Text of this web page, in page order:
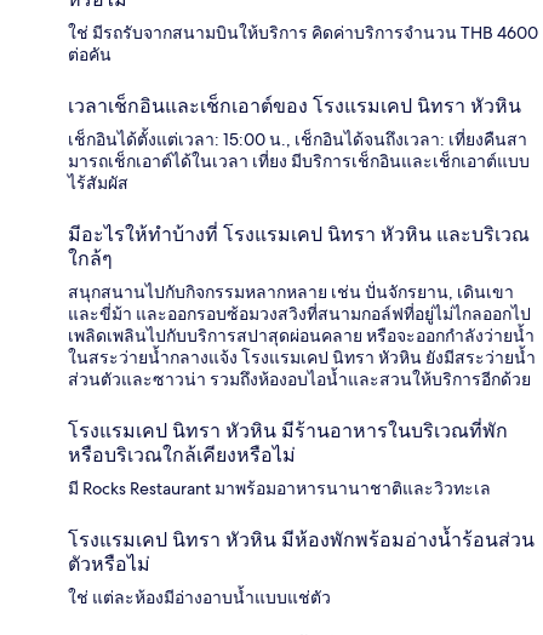
ใช่ มีรถรับจากสนามบินให้บริการ คิดค่าบริการจำนวน THB 4600
ต่อคัน
เวลาเช็กอินและเช็กเอาต์ของ โรงแรมเคป นิทรา หัวหิน
เช็กอินได้ตั้งแต่เวลา: 15:00 น., เช็กอินได้จนถึงเวลา: เที่ยงคืนสา
มารถเช็กเอาต์ได้ในเวลา เที่ยง มีบริการเช็กอินและเช็กเอาต์แบบ
ไร้สัมผัส
มีอะไรให้ทำบ้างที่ โรงแรมเคป นิทรา หัวหิน และบริเวณ
ใกล้ๆ
สนุกสนานไปกับกิจกรรมหลากหลาย เช่น ปั่นจักรยาน, เดินเขา
และขี่ม้า และออกรอบซ้อมวงสวิงที่สนามกอล์ฟที่อยู่ไม่ไกลออกไป
เพลิดเพลินไปกับบริการสปาสุดผ่อนคลาย หรือจะออกกำลังว่ายน้ำ
ในสระว่ายน้ำกลางแจ้ง โรงแรมเคป นิทรา หัวหิน ยังมีสระว่ายน้ำ
ส่วนตัวและซาวน่า รวมถึงห้องอบไอน้ำและสวนให้บริการอีกด้วย
โรงแรมเคป นิทรา หัวหิน มีร้านอาหารในบริเวณที่พัก
หรือบริเวณใกล้เคียงหรือไม่
มี Rocks Restaurant มาพร้อมอาหารนานาชาติและวิวทะเล
โรงแรมเคป นิทรา หัวหิน มีห้องพักพร้อมอ่างน้ำร้อนส่วน
ตัวหรือไม่
ใช่ แต่ละห้องมีอ่างอาบน้ำแบบแช่ตัว